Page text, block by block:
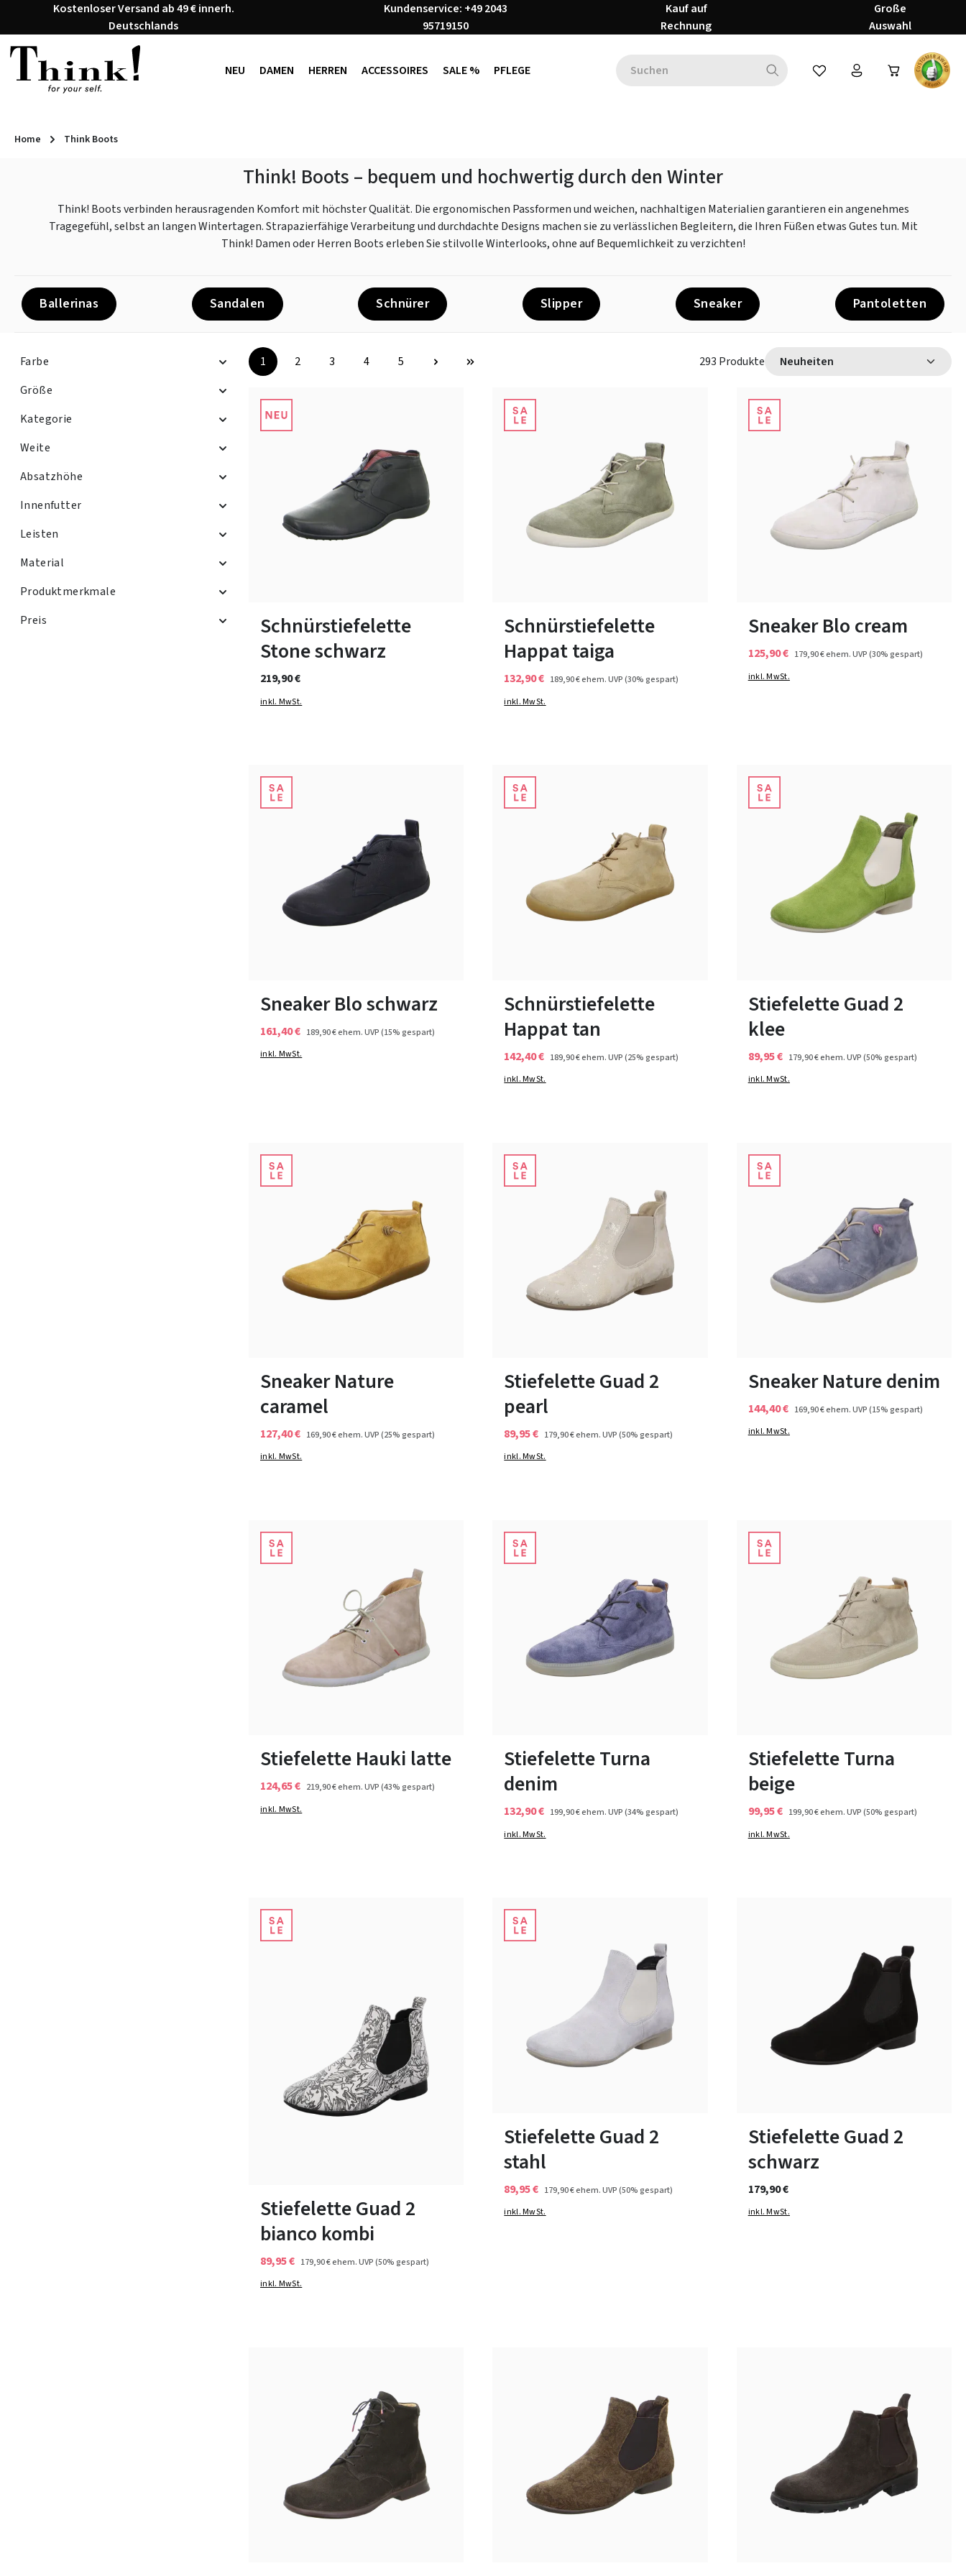
Hauptinhalt springen
Zur Suche springen
Zur Hauptnavigation springen
Kostenloser Versand ab 49 € innerh.
Deutschlands
Kundenservice: +49 2043
95719150
Kauf auf
Rechnung
Große
Auswahl
NEU DAMEN HERREN ACCESSOIRES SALE % PFLEGE Du hast 0 Produkte auf dem
Home Think Boots
Think! Boots – bequem und hochwertig durch den Winter
Think! Boots verbinden herausragenden Komfort mit höchster Qualität. Die ergonomischen Passformen und weichen, nachhaltigen Materialien garantieren ein angenehmes
Tragegefühl, selbst an langen Wintertagen. Strapazierfähige Verarbeitung und durchdachte Designs machen sie zu verlässlichen Begleitern, die Ihren Füßen etwas Gutes tun. Mit
Think! Damen oder Herren Boots erleben Sie stilvolle Winterlooks, ohne auf Bequemlichkeit zu verzichten!
Ballerinas Sandalen Schnürer Slipper Sneaker Pantoletten
Farbe
Größe
Kategorie
Weite
Absatzhöhe
Innenfutter
Leisten
Material
Produktmerkmale
Preis
Seite
1 Seite
2 Seite
3 Seite
4 Seite
5 293 Produkte
Schnürstiefelette
Stone schwarz
219,90 €
inkl. MwSt.
Schnürstiefelette
Happat taiga
132,90 € 189,90 €ehem. UVP(30% gespart)
inkl. MwSt.
Sneaker Blo cream
125,90 € 179,90 €ehem. UVP(30% gespart)
inkl. MwSt.
Sneaker Blo schwarz
161,40 € 189,90 €ehem. UVP(15% gespart)
inkl. MwSt.
Schnürstiefelette
Happat tan
142,40 € 189,90 €ehem. UVP(25% gespart)
inkl. MwSt.
Stiefelette Guad 2
klee
89,95 € 179,90 €ehem. UVP(50% gespart)
inkl. MwSt.
Sneaker Nature
caramel
127,40 € 169,90 €ehem. UVP(25% gespart)
inkl. MwSt.
Stiefelette Guad 2
pearl
89,95 € 179,90 €ehem. UVP(50% gespart)
inkl. MwSt.
Sneaker Nature denim
144,40 € 169,90 €ehem. UVP(15% gespart)
inkl. MwSt.
Stiefelette Hauki latte
124,65 € 219,90 €ehem. UVP(43% gespart)
inkl. MwSt.
Stiefelette Turna
denim
132,90 € 199,90 €ehem. UVP(34% gespart)
inkl. MwSt.
Stiefelette Turna
beige
99,95 € 199,90 €ehem. UVP(50% gespart)
inkl. MwSt.
Stiefelette Guad 2
bianco kombi
89,95 € 179,90 €ehem. UVP(50% gespart)
inkl. MwSt.
Stiefelette Guad 2
stahl
89,95 € 179,90 €ehem. UVP(50% gespart)
inkl. MwSt.
Stiefelette Guad 2
schwarz
179,90 €
inkl. MwSt.